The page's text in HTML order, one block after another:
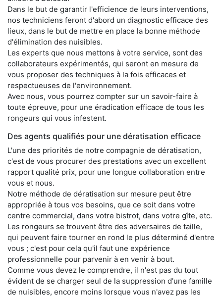
Dans le but de garantir l'efficience de leurs interventions,
nos techniciens feront d'abord un diagnostic efficace des
lieux, dans le but de mettre en place la bonne méthode
d'élimination des nuisibles.
Les experts que nous mettons à votre service, sont des
collaborateurs expérimentés, qui seront en mesure de
vous proposer des techniques à la fois efficaces et
respectueuses de l'environnement.
Avec nous, vous pourrez compter sur un savoir-faire à
toute épreuve, pour une éradication efficace de tous les
rongeurs qui vous infestent.
Des agents qualifiés pour une dératisation efficace
L'une des priorités de notre compagnie de dératisation,
c'est de vous procurer des prestations avec un excellent
rapport qualité prix, pour une longue collaboration entre
vous et nous.
Notre méthode de dératisation sur mesure peut être
appropriée à tous vos besoins, que ce soit dans votre
centre commercial, dans votre bistrot, dans votre gîte, etc.
Les rongeurs se trouvent être des adversaires de taille,
qui peuvent faire tourner en rond le plus déterminé d'entre
vous ; c'est pour cela qu'il faut une expérience
professionnelle pour parvenir à en venir à bout.
Comme vous devez le comprendre, il n'est pas du tout
évident de se charger seul de la suppression d'une famille
de nuisibles, encore moins lorsque vous n'avez pas les